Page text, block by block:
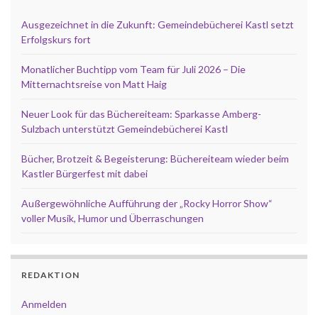
Ausgezeichnet in die Zukunft: Gemeindebücherei Kastl setzt
Erfolgskurs fort
Monatlicher Buchtipp vom Team für Juli 2026 – Die
Mitternachtsreise von Matt Haig
Neuer Look für das Büchereiteam: Sparkasse Amberg-
Sulzbach unterstützt Gemeindebücherei Kastl
Bücher, Brotzeit & Begeisterung: Büchereiteam wieder beim
Kastler Bürgerfest mit dabei
Außergewöhnliche Aufführung der „Rocky Horror Show“
voller Musik, Humor und Überraschungen
REDAKTION
Anmelden